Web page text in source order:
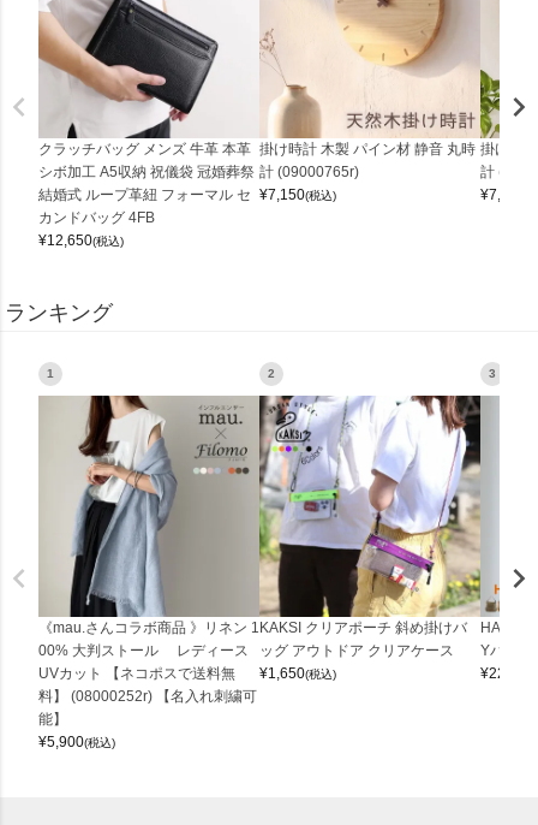
クラッチバッグ メンズ 牛革 本革
シボ加工 A5収納 祝儀袋 冠婚葬祭
結婚式 ループ革紐 フォーマル セ
カンドバッグ 4FB
¥12,650(税込)
掛け時計 木製 パイン材 静音 丸時
計 (09000765r)
¥7,150(税込)
掛け時
計
¥7,150
ランキング
1
《mau.さんコラボ商品 》リネン 1
00% 大判ストール レディース
UVカット 【ネコポスで送料無
料】 (08000252r) 【名入れ刺繍可
能】
¥5,900(税込)
2
KAKSI クリアポーチ 斜め掛けバ
ッグ アウトドア クリアケース
¥1,650(税込)
3
Yバッグ
¥22,000